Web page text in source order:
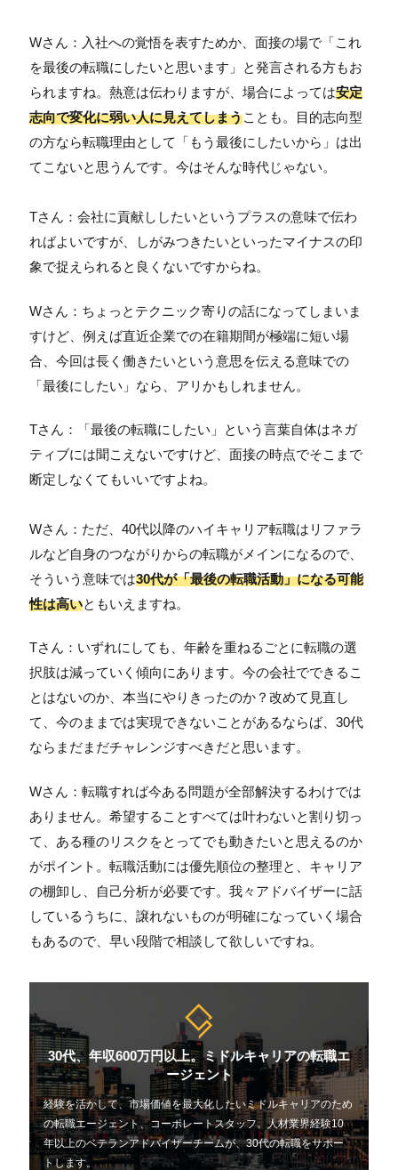
Wさん：入社への覚悟を表すためか、面接の場で「これ
を最後の転職にしたいと思います」と発言される方もお
られますね。熱意は伝わりますが、場合によっては安定
志向で変化に弱い人に見えてしまうことも。目的志向型
の方なら転職理由として「もう最後にしたいから」は出
てこないと思うんです。今はそんな時代じゃない。
Tさん：会社に貢献ししたいというプラスの意味で伝わ
ればよいですが、しがみつきたいといったマイナスの印
象で捉えられると良くないですからね。
Wさん：ちょっとテクニック寄りの話になってしまいま
すけど、例えば直近企業での在籍期間が極端に短い場
合、今回は長く働きたいという意思を伝える意味での
「最後にしたい」なら、アリかもしれません。
Tさん：「最後の転職にしたい」という言葉自体はネガ
ティブには聞こえないですけど、面接の時点でそこまで
断定しなくてもいいですよね。
Wさん：ただ、40代以降のハイキャリア転職はリファラ
ルなど自身のつながりからの転職がメインになるので、
そういう意味では30代が「最後の転職活動」になる可能
性は高いともいえますね。
Tさん：いずれにしても、年齢を重ねるごとに転職の選
択肢は減っていく傾向にあります。今の会社でできるこ
とはないのか、本当にやりきったのか？改めて見直し
て、今のままでは実現できないことがあるならば、30代
ならまだまだチャレンジすべきだと思います。
Wさん：転職すれば今ある問題が全部解決するわけでは
ありません。希望することすべては叶わないと割り切っ
て、ある種のリスクをとってでも動きたいと思えるのか
がポイント。転職活動には優先順位の整理と、キャリア
の棚卸し、自己分析が必要です。我々アドバイザーに話
しているうちに、譲れないものが明確になっていく場合
もあるので、早い段階で相談して欲しいですね。
30代、年収600万円以上。ミドルキャリアの転職エ
ージェント
経験を活かして、市場価値を最大化したいミドルキャリアのため
の転職エージェント、コーポレートスタッフ。人材業界経験10
年以上のベテランアドバイザーチームが、30代の転職をサポー
トします。